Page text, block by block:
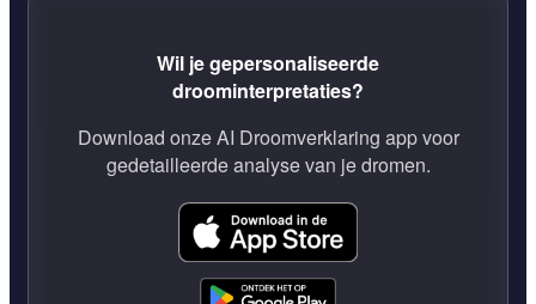
Wil je gepersonaliseerde
droominterpretaties?
Download onze AI Droomverklaring app voor
gedetailleerde analyse van je dromen.